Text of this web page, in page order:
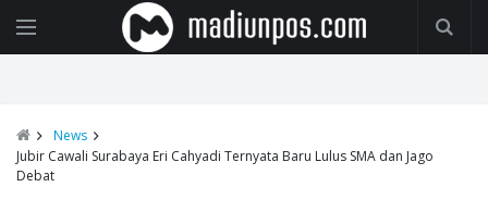
News
Jubir Cawali Surabaya Eri Cahyadi Ternyata Baru Lulus SMA dan Jago
Debat